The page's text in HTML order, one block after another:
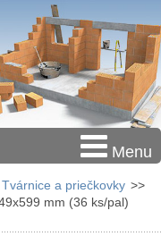
Menu
Tvárnice a priečkovky >>
mm (36 ks/pal)